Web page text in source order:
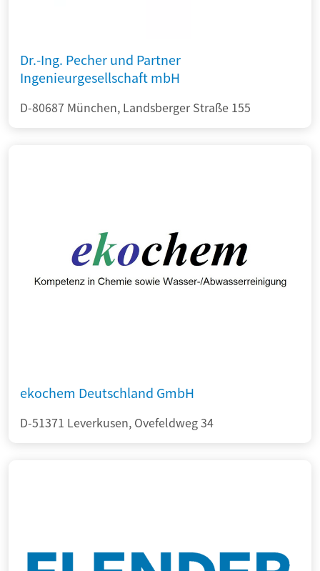
Dr.-Ing. Pecher und Partner
Ingenieurgesellschaft mbH
D-80687 München, Landsberger Straße 155
ekochem Deutschland GmbH
D-51371 Leverkusen, Ovefeldweg 34